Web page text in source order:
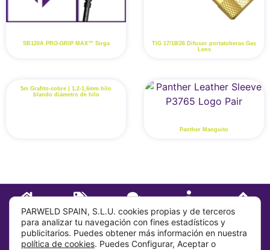
SB120A PRO-GRIP MAX™ Sirga
TIG 17/18/26 Difusor portatoberas Gas
Lens
5m Grafito-cobre | 1,2-1,6mm hilo
blando diámetro de hilo
Panther Manguito
INICIO TIENDA CONTACTO SOBRE
Sobre
PARWELD SPAIN, S.L.U. cookies propias y de terceros
para analizar tu navegación con fines estadísticos y
publicitarios. Puedes obtener más información en nuestra
política de cookies. Puedes Configurar, Aceptar o